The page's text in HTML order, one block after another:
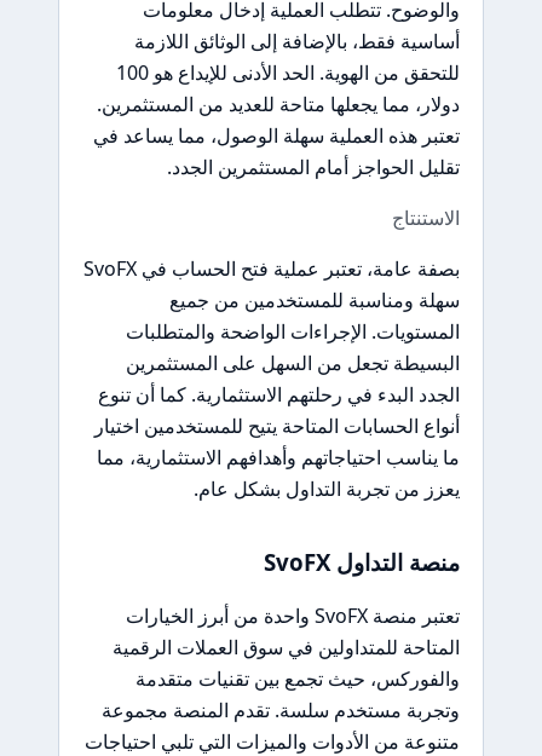
والوضوح. تتطلب العملية إدخال معلومات
أساسية فقط، بالإضافة إلى الوثائق اللازمة
للتحقق من الهوية. الحد الأدنى للإيداع هو 100
دولار، مما يجعلها متاحة للعديد من المستثمرين.
تعتبر هذه العملية سهلة الوصول، مما يساعد في
تقليل الحواجز أمام المستثمرين الجدد.
الاستنتاج
بصفة عامة، تعتبر عملية فتح الحساب في SvoFX
سهلة ومناسبة للمستخدمين من جميع
المستويات. الإجراءات الواضحة والمتطلبات
البسيطة تجعل من السهل على المستثمرين
الجدد البدء في رحلتهم الاستثمارية. كما أن تنوع
أنواع الحسابات المتاحة يتيح للمستخدمين اختيار
ما يناسب احتياجاتهم وأهدافهم الاستثمارية، مما
يعزز من تجربة التداول بشكل عام.
منصة التداول SvoFX
تعتبر منصة SvoFX واحدة من أبرز الخيارات
المتاحة للمتداولين في سوق العملات الرقمية
والفوركس، حيث تجمع بين تقنيات متقدمة
وتجربة مستخدم سلسة. تقدم المنصة مجموعة
متنوعة من الأدوات والميزات التي تلبي احتياجات